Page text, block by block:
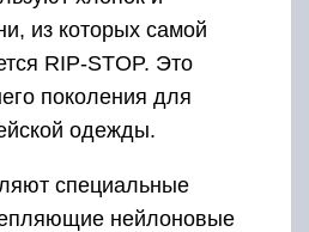
из которых самой
RIP-STOP. Это
поколения для
одежды.
специальные
нейлоновые